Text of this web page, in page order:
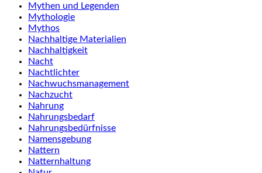
Mythen und Legenden
Mythologie
Mythos
Nachhaltige Materialien
Nachhaltigkeit
Nacht
Nachtlichter
Nachwuchsmanagement
Nachzucht
Nahrung
Nahrungsbedarf
Nahrungsbedürfnisse
Namensgebung
Nattern
Natternhaltung